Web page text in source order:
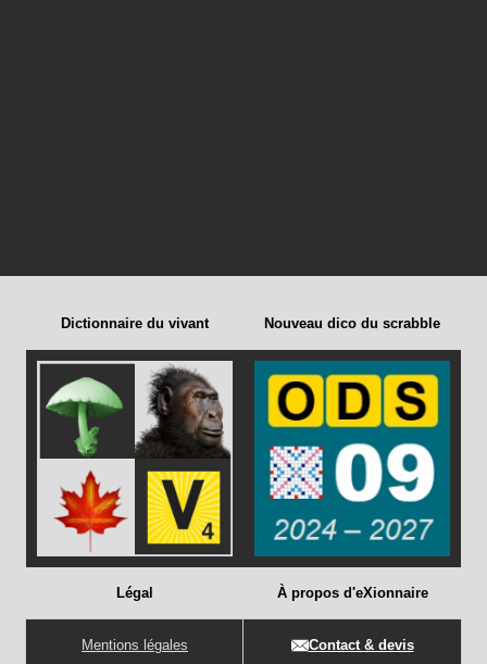
Dictionnaire du vivant Nouveau dico du scrabble
Légal
Mentions légales
À propos d'eXionnaire
Contact & devis